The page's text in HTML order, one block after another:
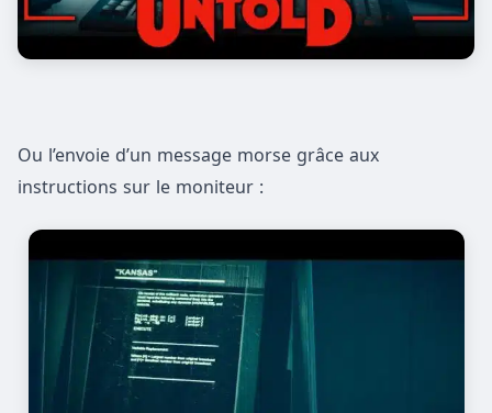
Ou l’envoie d’un message morse grâce aux
instructions sur le moniteur :